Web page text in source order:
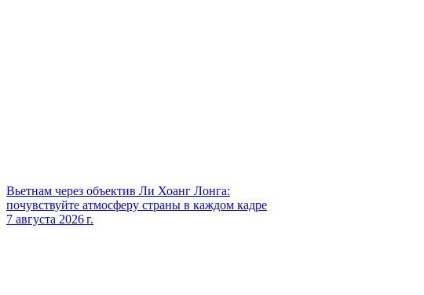
Вьетнам через объектив Ли Хоанг Лонга:
почувствуйте атмосферу страны в каждом кадре
7 августа 2026 г.